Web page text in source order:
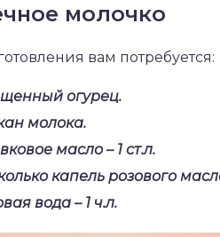
молочко
вам потребуется:
огурец.
молока.
масло – 1 ст.л.
капель розового
вода – 1 ч.л.